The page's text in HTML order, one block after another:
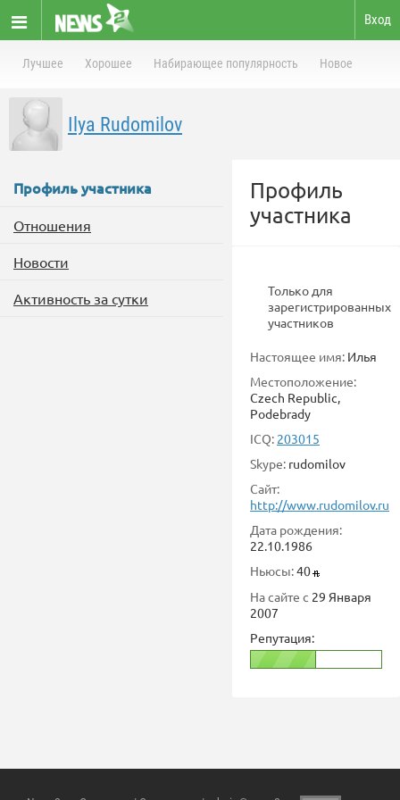
Вход
Лучшее Хорошее Набирающее популярность Новое
Ilya Rudomilov
Профиль участника
Отношения
Новости
Активность за сутки
Профиль
участника
Только для
зарегистрированных
участников
Настоящее имя: Илья
Местоположение:
Czech Republic,
Podebrady
ICQ: 203015
Skype: rudomilov
Сайт:
http://www.rudomilov.ru
Дата рождения:
22.10.1986
Ньюсы:40
На сайте с 29 Января
2007
Репутация: